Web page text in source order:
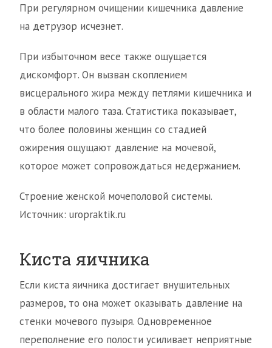
При регулярном очищении кишечника давление
на детрузор исчезнет.
При избыточном весе также ощущается
дискомфорт. Он вызван скоплением
висцерального жира между петлями кишечника и
в области малого таза. Статистика показывает,
что более половины женщин со стадией
ожирения ощущают давление на мочевой,
которое может сопровождаться недержанием.
Строение женской мочеполовой системы.
Источник: uropraktik.ru
Киста яичника
Если киста яичника достигает внушительных
размеров, то она может оказывать давление на
стенки мочевого пузыря. Одновременное
переполнение его полости усиливает неприятные